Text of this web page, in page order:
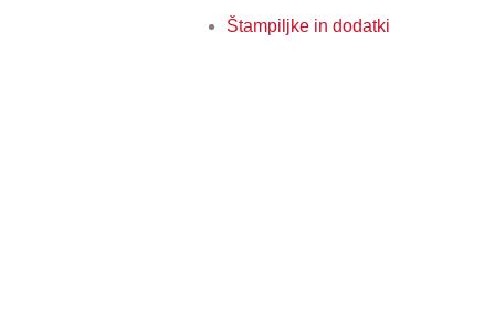
Štampiljke in dodatki